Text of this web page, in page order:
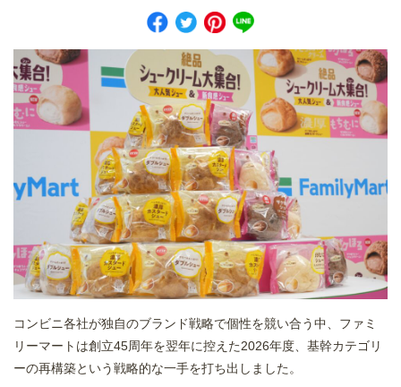
コンビニ各社が独自のブランド戦略で個性を競い合う中、ファミ
リーマートは創立45周年を翌年に控えた2026年度、基幹カテゴリ
ーの再構築という戦略的な一手を打ち出しました。